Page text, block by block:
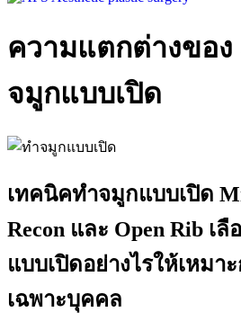
ความแตกต่างของ
จมูกแบบเปิด
เทคนิคทำจมูกแบบเปิด
Recon และ Open Rib เ
แบบเปิดอย่างไรให้เหมา
เฉพาะบุคคล